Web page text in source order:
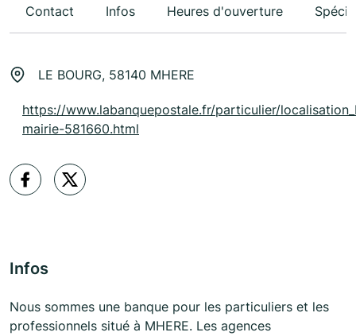
Contact Infos Heures d'ouverture
LE BOURG, 58140 MHERE
https://www.labanquepostale.fr/particulier/
mairie-581660.html
Infos
Nous sommes une banque pour les particuliers et les
professionnels situé à MHERE. Les agences